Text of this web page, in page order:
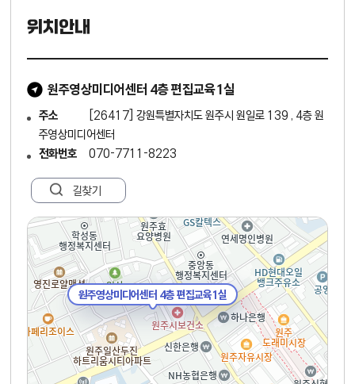
위치안내
원주영상미디어센터 4층 편집교육1실
주소
[26417] 강원특별자치도 원주시 원일로 139 , 4층 원
주영상미디어센터
전화번호
070-7711-8223
길찾기
원주영상미디어센터 4층 편집교육1실